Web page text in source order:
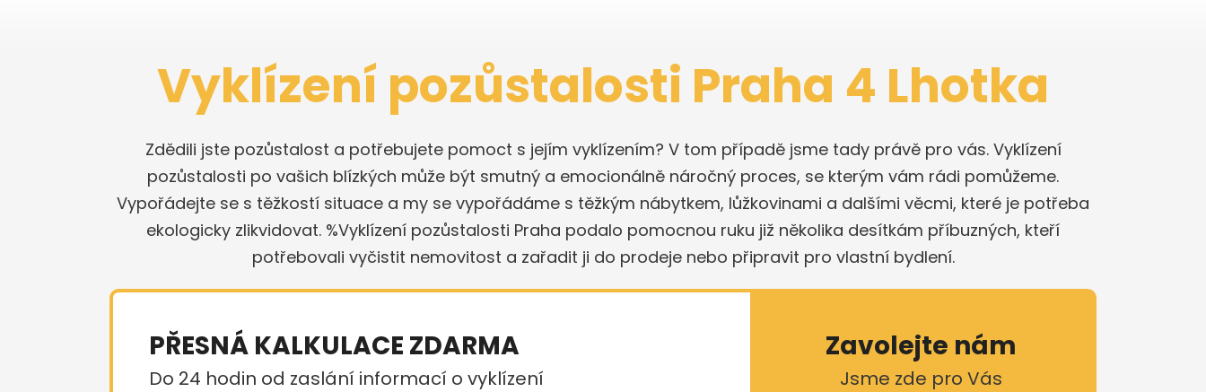
Vyklízení pozůstalosti Praha 4 Lhotka
Zdědili jste pozůstalost a potřebujete pomoct s jejím vyklízením? V tom případě jsme tady právě pro vás. Vyklízení
pozůstalosti po vašich blízkých může být smutný a emocionálně náročný proces, se kterým vám rádi pomůžeme.
Vypořádejte se s těžkostí situace a my se vypořádáme s těžkým nábytkem, lůžkovinami a dalšími věcmi, které je potřeba
ekologicky zlikvidovat. %Vyklízení pozůstalosti Praha podalo pomocnou ruku již několika desítkám příbuzných, kteří
potřebovali vyčistit nemovitost a zařadit ji do prodeje nebo připravit pro vlastní bydlení.
PŘESNÁ KALKULACE ZDARMA
Do 24 hodin od zaslání informací o vyklízení
Zavolejte nám
Jsme zde pro Vás